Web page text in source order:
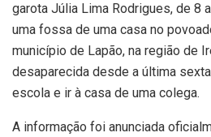
garota Júlia Lima Rodrigues, de 8
uma fossa de uma casa no
município de Lapão, na região de
desaparecida desde a última
escola e ir à casa de uma colega.
A informação foi anunciada